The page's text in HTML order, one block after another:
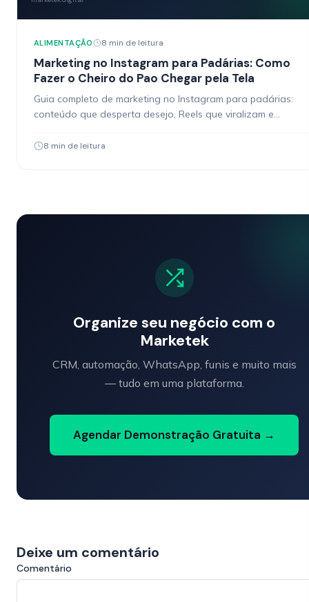
ALIMENTAÇÃO 8 min de leitura
Marketing no Instagram para Padárias: Como
Fazer o Cheiro do Pao Chegar pela Tela
Guia completo de marketing no Instagram para padárias:
conteúdo que desperta desejo, Reels que viralizam e
8 min de leitura
Organize seu negócio com o
Marketek
CRM, automação, WhatsApp, funis e muito mais
— tudo em uma plataforma.
Agendar Demonstração Gratuita →
Deixe um comentário
Comentário